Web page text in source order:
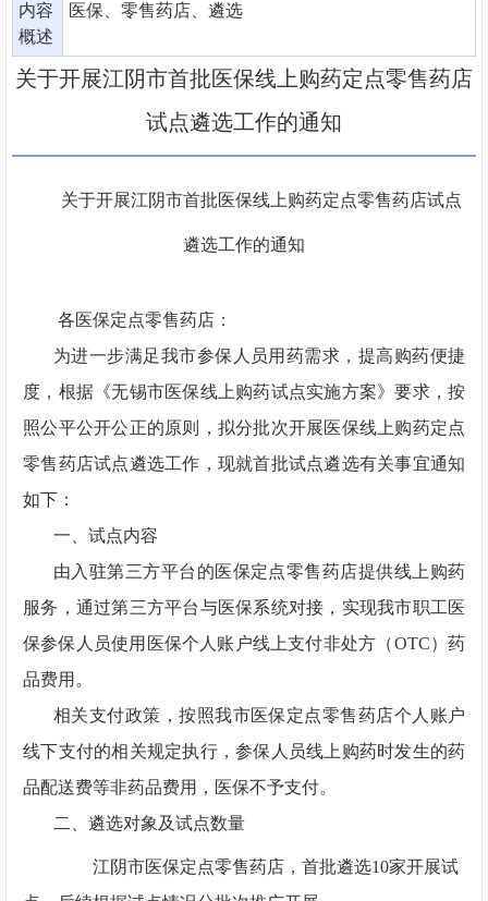
内容
概述
医保、零售药店、遴选
关于开展江阴市首批医保线上购药定点零售药店
试点遴选工作的通知
关于开展江阴市首批医保线上购药定点零售药店试点
遴选工作的通知
各医保定点零售药店：
为进一步满足我市参保人员用药需求，提高购药便捷
度，根据《无锡市医保线上购药试点实施方案》要求，按
照公平公开公正的原则，拟分批次开展医保线上购药定点
零售药店试点遴选工作，现就首批试点遴选有关事宜通知
如下：
一、试点内容
由入驻第三方平台的医保定点零售药店提供线上购药
服务，通过第三方平台与医保系统对接，实现我市职工医
保参保人员使用医保个人账户线上支付非处方（OTC）药
品费用。
相关支付政策，按照我市医保定点零售药店个人账户
线下支付的相关规定执行，参保人员线上购药时发生的药
品配送费等非药品费用，医保不予支付。
二、遴选对象及试点数量
江阴市医保定点零售药店，首批遴选10家开展试